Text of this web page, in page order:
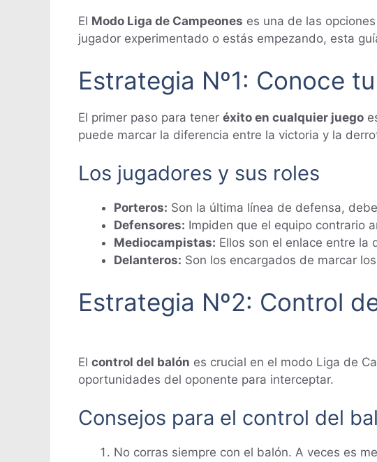
El Modo Liga de Campeones es una de las
jugador experimentado o estás empezando, esta
Estrategia Nº1: Conoce
El primer paso para tener éxito en cualquier juego
puede marcar la diferencia entre la victoria y la
Los jugadores y sus roles
Porteros: Son la última línea de defensa,
Defensores: Impiden que el equipo contrario
Mediocampistas: Ellos son el enlace entre la
Delanteros: Son los encargados de marcar
Estrategia Nº2: Control
El control del balón es crucial en el modo Liga de
oportunidades del oponente para interceptar.
Consejos para el control del
No corras siempre con el balón. A veces es